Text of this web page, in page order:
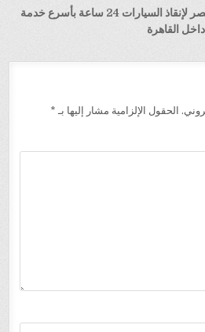
← ونش الفرسان في مدينة نصر لإنقاذ السيارات 24 ساعة بأسرع خدمة
داخل القاهرة
الحقول الإلزامية مشار إليها بـ *